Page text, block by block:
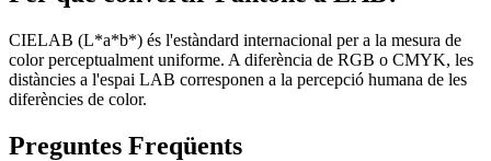
CIELAB (L*a*b*) és l'estàndard internacional per a la mesura de
color perceptualment uniforme. A diferència de RGB o CMYK, les
distàncies a l'espai LAB corresponen a la percepció humana de les
diferències de color.
Preguntes Freqüents